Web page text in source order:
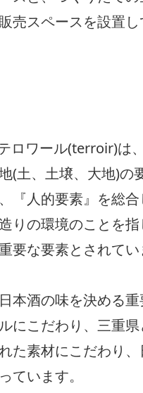
売スペースを設置し
ロワール(terroir)は
(土、土壌、大地)の
『人的要素』を総
りの環境のことを指
要な要素とされてい
本酒の味を決める
にこだわり、三重
た素材にこだわり、
ています。